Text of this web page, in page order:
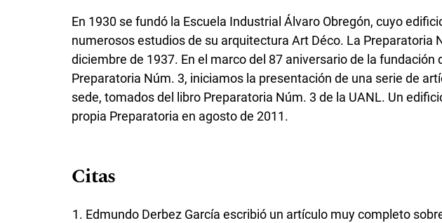
En 1930 se fundó la Escuela Industrial Álvaro Obregón, cuyo
numerosos estudios de su arquitectura Art Déco. La Preparatoria
diciembre de 1937. En el marco del 87 aniversario de la fundación
Preparatoria Núm. 3, iniciamos la presentación de una serie de
sede, tomados del libro Preparatoria Núm. 3 de la UANL. Un
propia Preparatoria en agosto de 2011.
Citas
Edmundo Derbez García escribió un artículo muy completo